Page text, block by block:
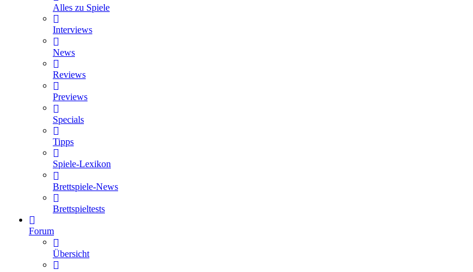
Alles zu Spiele
Interviews
News
Reviews
Previews
Specials
Tipps
Spiele-Lexikon
Brettspiele-News
Brettspieltests
Forum
Übersicht